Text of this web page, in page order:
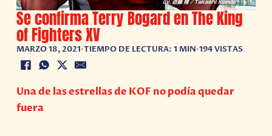
Se confirma Terry Bogard en The King
of Fighters XV
MARZO 18, 2021•TIEMPO DE LECTURA: 1 MIN•194 VISTAS
Una de las estrellas de KOF no podía quedar
fuera